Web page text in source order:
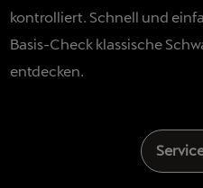
kontrolliert. Schnell und
Basis-Check klassische
entdecken.